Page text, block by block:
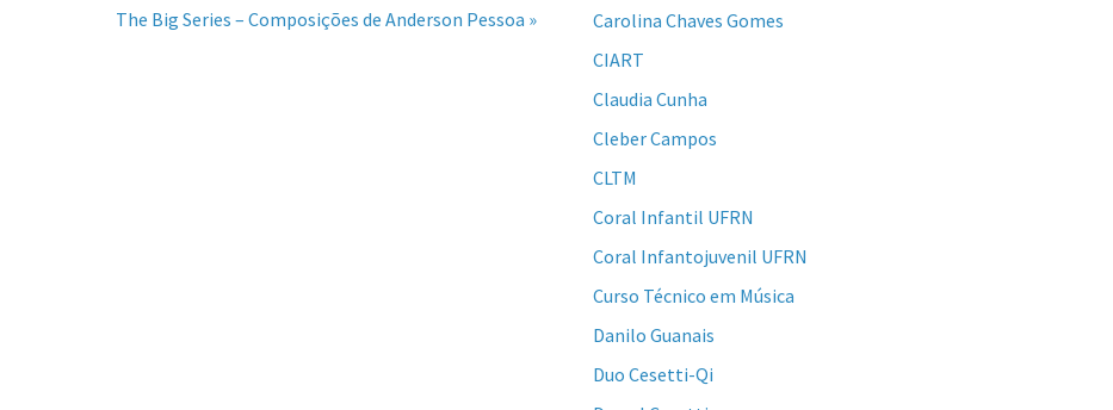
The Big Series – Composições de Anderson Pessoa »
Carolina Chaves Gomes
CIART
Claudia Cunha
Cleber Campos
CLTM
Coral Infantil UFRN
Coral Infantojuvenil UFRN
Curso Técnico em Música
Danilo Guanais
Duo Cesetti-Qi